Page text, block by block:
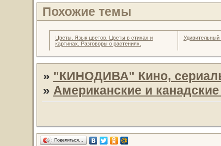
Похожие темы
Цветы. Язык цветов. Цветы в стихах и
картинах. Разговоры о растениях.
» "КИНОДИВА" Кино,
» Американские и
Поделиться…